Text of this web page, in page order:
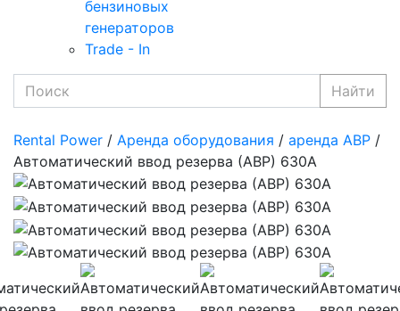
бензиновых
генераторов
Trade - In
Найти
Rental Power / Аренда оборудования / аренда АВР /
Автоматический ввод резерва (АВР) 630А